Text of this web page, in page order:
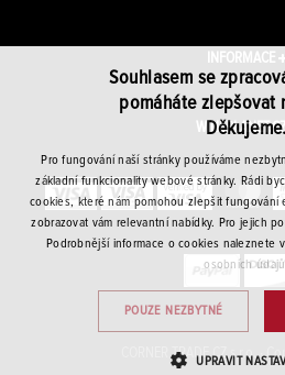
INFORMACE
WINEPLANET.CZ
CORNER TRADE CZ s.r.o. ·
Souhlasem se
pomáháte zlepšovat
Děkujeme.
Pro fungování naší stránky používáme
základní funkcionality webové stránky. Rádi
cookies, které nám pomohou zlepšit fungování
zobrazovat vám relevantní nabídky. Pro jejich
Podrobnější informace o cookies naleznete
osobních
POUZE NEZBYTNÉ
UPRAVIT